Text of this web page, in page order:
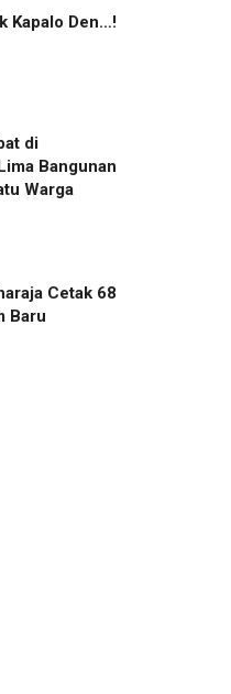
Kapalo Den…!
di
Bangunan
Warga
Cetak 68
Baru